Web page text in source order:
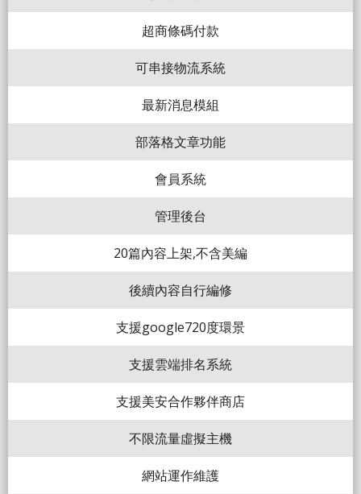
超商條碼付款
可串接物流系統
最新消息模組
部落格文章功能
會員系統
管理後台
20篇內容上架,不含美編
後續內容自行編修
支援google720度環景
支援雲端排名系統
支援美安合作夥伴商店
不限流量虛擬主機
網站運作維護